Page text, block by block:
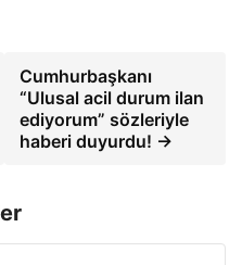
Cumhurbaşkanı
“Ulusal acil durum ilan
ediyorum” sözleriyle
haberi duyurdu! →